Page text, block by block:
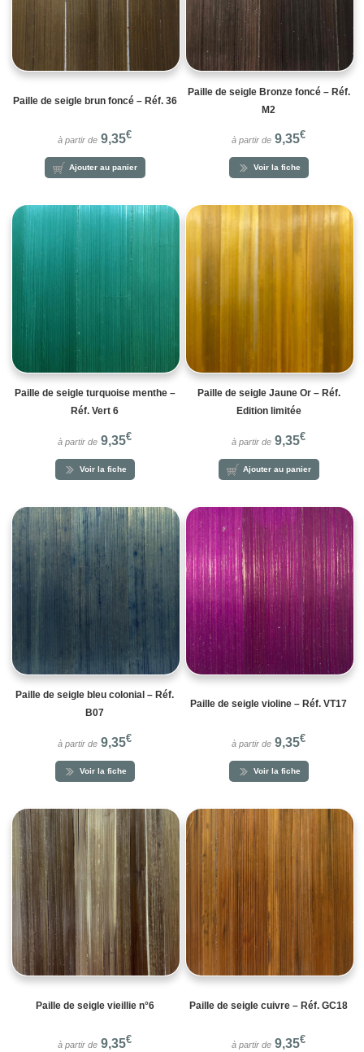
Paille de seigle brun foncé – Réf. 36
à partir de 9,35€
Ajouter au panier
Paille de seigle Bronze foncé – Réf.
M2
à partir de 9,35€
Voir la fiche
Paille de seigle turquoise menthe –
Réf. Vert 6
à partir de 9,35€
Voir la fiche
Paille de seigle Jaune Or – Réf.
Edition limitée
à partir de 9,35€
Ajouter au panier
Paille de seigle bleu colonial – Réf.
B07
à partir de 9,35€
Voir la fiche
Paille de seigle violine – Réf. VT17
à partir de 9,35€
Voir la fiche
Paille de seigle vieillie n°6
à partir de 9,35€
Paille de seigle cuivre – Réf. GC18
à partir de 9,35€